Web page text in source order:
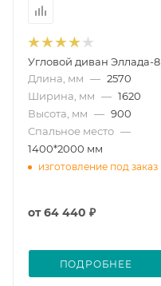
Угловой диван Эллада-8
Длина, мм — 2570
Ширина, мм — 1620
Высота, мм — 900
Спальное место —
1400*2000 мм
изготовление под заказ
от64 440 ₽
ПОДРОБНЕЕ